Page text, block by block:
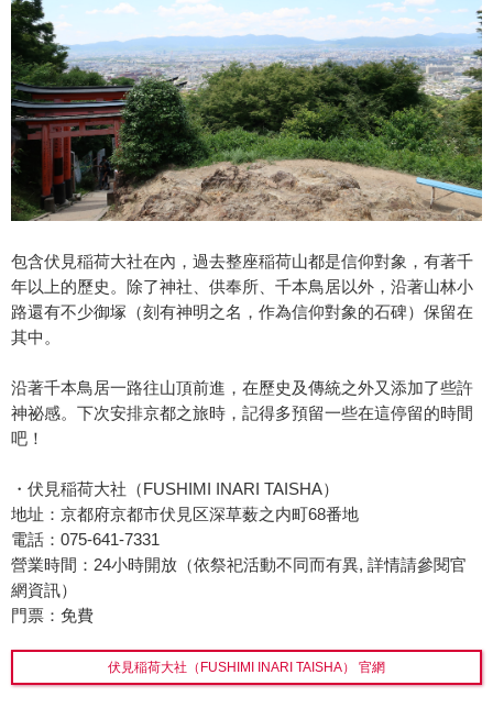
包含伏見稲荷大社在內，過去整座稲荷山都是信仰對象，有著千
年以上的歷史。除了神社、供奉所、千本鳥居以外，沿著山林小
路還有不少御塚（刻有神明之名，作為信仰對象的石碑）保留在
其中。
沿著千本鳥居一路往山頂前進，在歷史及傳統之外又添加了些許
神祕感。下次安排京都之旅時，記得多預留一些在這停留的時間
吧！
・伏見稲荷大社（FUSHIMI INARI TAISHA）
地址：京都府京都市伏見区深草薮之内町68番地
電話：075-641-7331
營業時間：24小時開放（依祭祀活動不同而有異, 詳情請參閱官
網資訊）
門票：免費
伏見稲荷大社（FUSHIMI INARI TAISHA） 官網